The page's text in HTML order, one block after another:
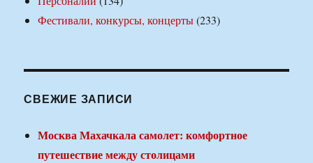
Фестивали, конкурсы, концерты(233)
СВЕЖИЕ ЗАПИСИ
Москва Махачкала самолет: комфортное
путешествие между столицами